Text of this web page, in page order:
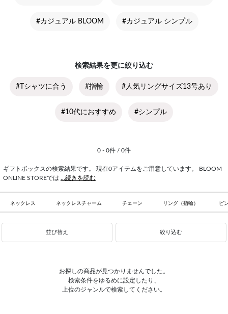
#カジュアル BLOOM #カジュアル シンプル
検索結果を更に絞り込む
#Tシャツに合う #指輪 #人気リングサイズ13号あり
#10代におすすめ #シンプル
0 - 0件 / 0件
ギフトボックスの検索結果です。 現在0アイテムをご用意しています。 BLOOM
ONLINE STOREでは ...続きを読む
ネックレス ネックレスチャーム チェーン リング（指輪） ピ
並び替え 絞り込む
お探しの商品が見つかりませんでした。
検索条件をゆるめに設定したり、
上位のジャンルで検索してください。